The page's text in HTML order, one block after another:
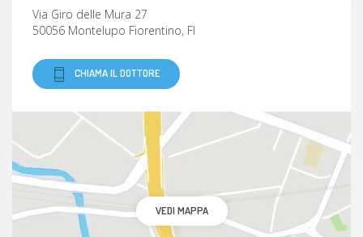
Via Giro delle Mura 27
50056 Montelupo Fiorentino, FI
CHIAMA IL DOTTORE
VEDI MAPPA